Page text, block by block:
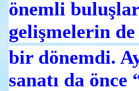
önemli
gelişmelerin de
bir dönemdi.
sanatı da